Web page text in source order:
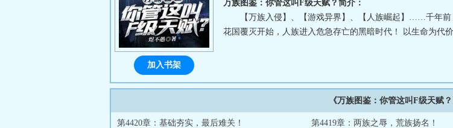
万族图鉴：你管这叫F级天赋？简介：
【万族入侵】、【游戏异界】、【人族崛起】……千年
花国覆灭开始，人族进入危急存亡的黑暗时代！ 以生命为代
加入书架
《万族图鉴：你管这叫F级天赋
第4420章：基础夯实，最后难关！ 第4419章：两族之辱，荒族扬名！